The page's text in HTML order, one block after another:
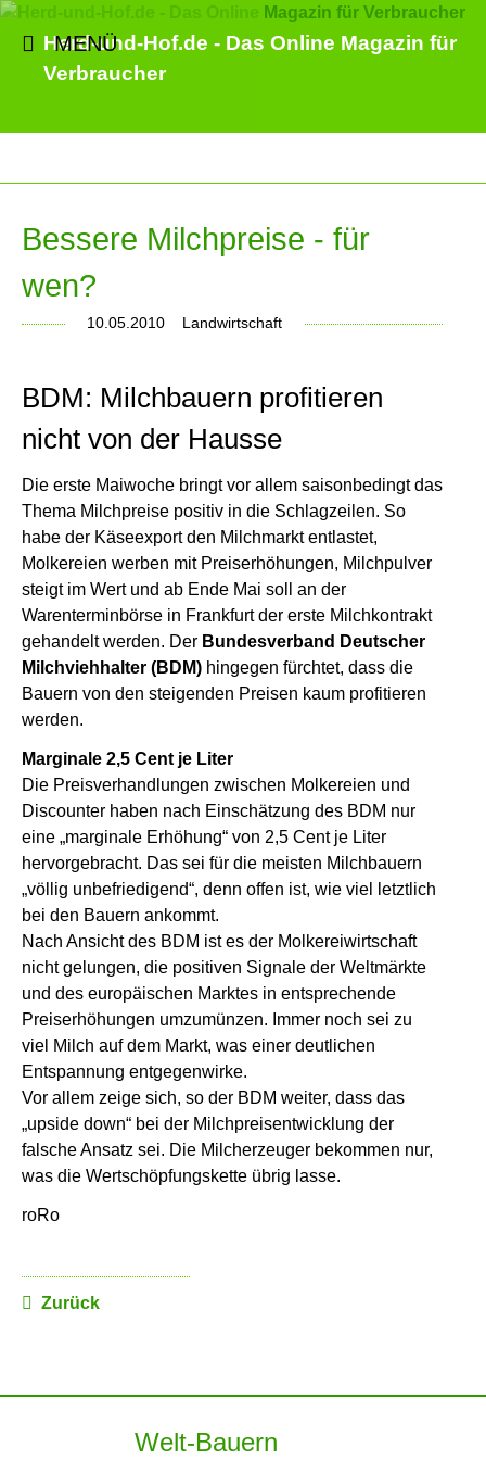
Herd-und-Hof.de - Das Online Magazin für
Verbraucher
MENÜ
Bessere Milchpreise - für
wen?
10.05.2010 Landwirtschaft
BDM: Milchbauern profitieren
nicht von der Hausse
Die erste Maiwoche bringt vor allem saisonbedingt das
Thema Milchpreise positiv in die Schlagzeilen. So
habe der Käseexport den Milchmarkt entlastet,
Molkereien werben mit Preiserhöhungen, Milchpulver
steigt im Wert und ab Ende Mai soll an der
Warenterminbörse in Frankfurt der erste Milchkontrakt
gehandelt werden. Der Bundesverband Deutscher
Milchviehhalter (BDM) hingegen fürchtet, dass die
Bauern von den steigenden Preisen kaum profitieren
werden.
Marginale 2,5 Cent je Liter
Die Preisverhandlungen zwischen Molkereien und
Discounter haben nach Einschätzung des BDM nur
eine „marginale Erhöhung“ von 2,5 Cent je Liter
hervorgebracht. Das sei für die meisten Milchbauern
„völlig unbefriedigend“, denn offen ist, wie viel letztlich
bei den Bauern ankommt.
Nach Ansicht des BDM ist es der Molkereiwirtschaft
nicht gelungen, die positiven Signale der Weltmärkte
und des europäischen Marktes in entsprechende
Preiserhöhungen umzumünzen. Immer noch sei zu
viel Milch auf dem Markt, was einer deutlichen
Entspannung entgegenwirke.
Vor allem zeige sich, so der BDM weiter, dass das
„upside down“ bei der Milchpreisentwicklung der
falsche Ansatz sei. Die Milcherzeuger bekommen nur,
was die Wertschöpfungskette übrig lasse.
roRo
Zurück
Welt-Bauern